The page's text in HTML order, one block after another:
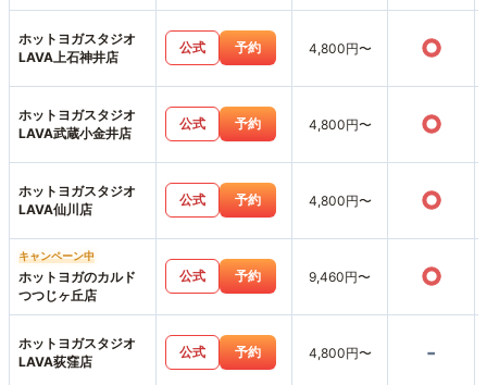
ホットヨガスタジオ
LAVA上石神井店
公式 予約 4,800円〜 ○
ホットヨガスタジオ
LAVA武蔵小金井店
公式 予約 4,800円〜 ○
ホットヨガスタジオ
LAVA仙川店
公式 予約 4,800円〜 ○
キャンペーン中
ホットヨガのカルド
つつじヶ丘店
公式 予約 9,460円〜 ○
ホットヨガスタジオ
LAVA荻窪店
公式 予約 4,800円〜 -